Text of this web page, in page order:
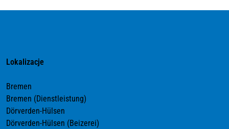
Lokalizacje
Bremen
Bremen (Dienstleistung)
Dörverden-Hülsen
Dörverden-Hülsen (Beizerei)